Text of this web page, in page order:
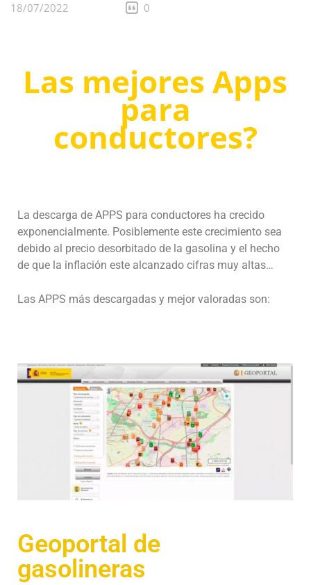
18/07/2022 0
Las mejores Apps
para
conductores?
La descarga de APPS para conductores ha crecido
exponencialmente. Posiblemente este crecimiento sea
debido al precio desorbitado de la gasolina y el hecho
de que la inflación este alcanzado cifras muy altas…
Las APPS más descargadas y mejor valoradas son:
Geoportal de
gasolineras